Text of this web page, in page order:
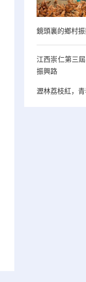
鏡頭裏的鄉村
江西崇仁第三
振興路
瀝林荔枝紅，青